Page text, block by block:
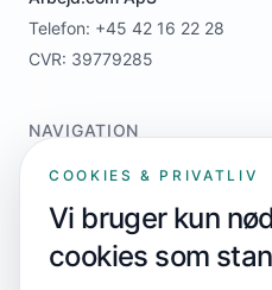
Telefon: +45 42 16 22 28
CVR: 39779285
NAVIGATION
Home
For jobsøgere
For virksomheder
Priser
COOKIES & PRIVATLIV
Vi bruger kun
cookies som